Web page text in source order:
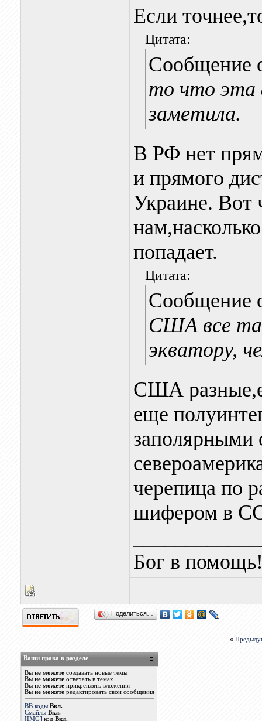
Если
Цитата:
Сообщение
то что эта
заметила.
В РФ нет
и прямого
Украине. Вот
попадает.
Цитата:
Сообщение
США все
экватору,
США
еще
заполярными
черепица по
шифером в
Бог в
Поделиться…
«
Ваши права в разделе
Вы не можетесоздавать новые темы
Вы не можетеотвечать в темах
Вы не можетеприкреплять вложения
Вы не можетередактировать свои сообщения
BB коды Вкл.
Смайлы Вкл.
[IMG] код Вкл.